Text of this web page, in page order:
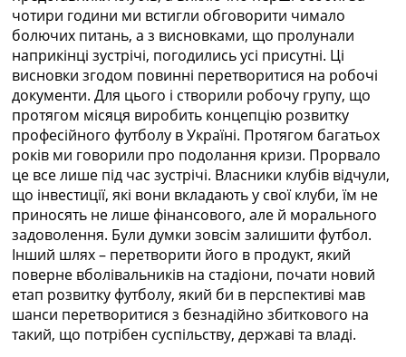
Новости футбола
Видео
Трансферы
Новости футбола Украины
Последние комментарии
Конкурс прогнозов
Логин
Рейтинги
Правила
Коллективный прогноз
Турниры
Чемпионат Мира
Украина. Премьер-Лига
Украина. Первая Лига
Лига Чемпионов
Англия. Премьер Лига
Испания. Ла Лига
чотири години ми встигли обговорити чимало
болючих питань, а з висновками, що пролунали
наприкінці зустрічі, погодились усі присутні. Ці
висновки згодом повинні перетворитися на робочі
документи. Для цього і створили робочу групу, що
протягом місяця виробить концепцію розвитку
професійного футболу в Україні. Протягом багатьох
років ми говорили про подолання кризи. Прорвало
це все лише під час зустрічі. Власники клубів відчули,
що інвестиції, які вони вкладають у свої клуби, їм не
приносять не лише фінансового, але й морального
задоволення. Були думки зовсім залишити футбол.
Інший шлях – перетворити його в продукт, який
поверне вболівальників на стадіони, почати новий
етап розвитку футболу, який би в перспективі мав
шанси перетворитися з безнадійно збиткового на
такий, що потрібен суспільству, державі та владі.